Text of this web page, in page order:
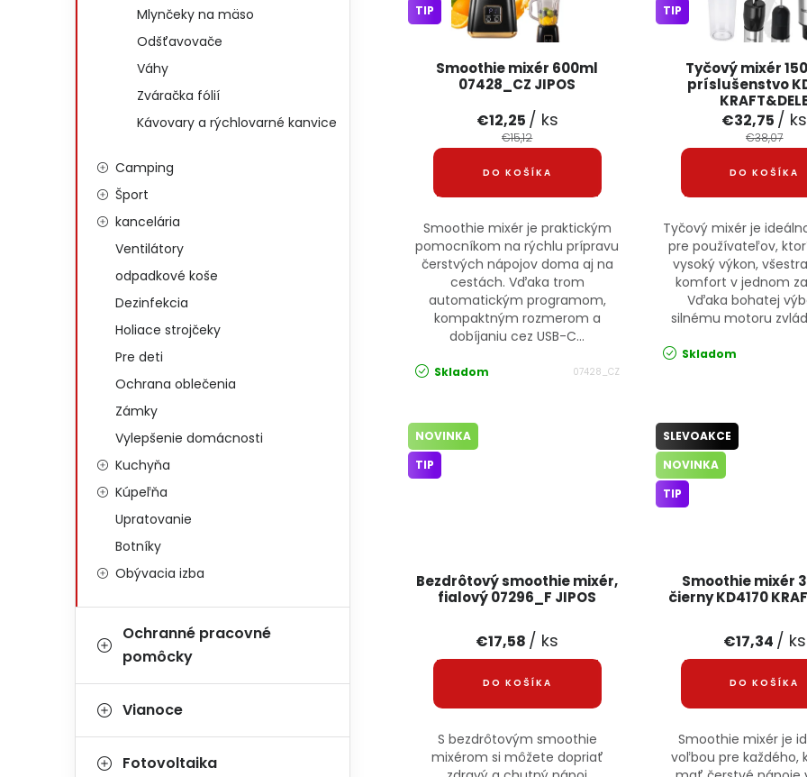
Mlynčeky na mäso
Odšťavovače
Váhy
Zváračka fólií
Kávovary a rýchlovarné kanvice
Camping
Šport
kancelária
Ventilátory
odpadkové koše
Dezinfekcia
Holiace strojčeky
Pre deti
Ochrana oblečenia
Zámky
Vylepšenie domácnosti
Kuchyňa
Kúpeľňa
Upratovanie
Botníky
Obývacia izba
Ochranné pracovné
pomôcky
Vianoce
Fotovoltaika
Smoothie mixér 600ml
07428_CZ JIPOS
TIP
€12,25 / ks
€15,12
DO KOŠÍKA
Smoothie mixér je praktickým
pomocníkom na rýchlu prípravu
čerstvých nápojov doma aj na
cestách. Vďaka trom
automatickým programom,
kompaktným rozmerom a
dobíjaniu cez USB-C...
Skladom 07428_CZ
Tyčový mixér
príslušenstvo
TIP
€32,75 / ks
€38,07
DO KOŠÍKA
Tyčový mixér je
pre používateľov,
vysoký výkon,
komfort v jednom
Vďaka bohatej
silnému motoru
Skladom
Bezdrôtový smoothie mixér,
fialový 07296_F JIPOS
NOVINKA
TIP
€17,58 / ks
DO KOŠÍKA
S bezdrôtovým smoothie
mixérom si môžete dopriať
Smoothie mixér
čierny KD4170
SLEVOAKCE
NOVINKA
TIP
€17,34 / ks
DO KOŠÍKA
Smoothie mixér je
voľbou pre každého,